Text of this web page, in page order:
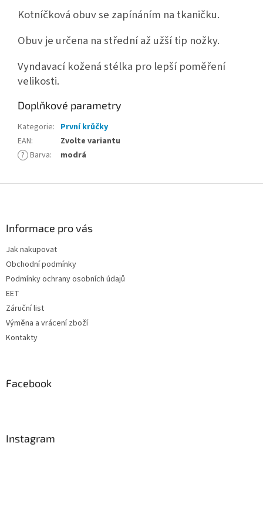
Kotníčková obuv se zapínáním na tkaničku.
Obuv je určena na střední až užší tip nožky.
Vyndavací kožená stélka pro lepší poměření
velikosti.
Doplňkové parametry
Kategorie: První krůčky
EAN:
Zvolte variantu
? Barva: modrá
Informace pro vás
Jak nakupovat
Obchodní podmínky
Podmínky ochrany osobních údajů
EET
Záruční list
Výměna a vrácení zboží
Kontakty
Facebook
Instagram